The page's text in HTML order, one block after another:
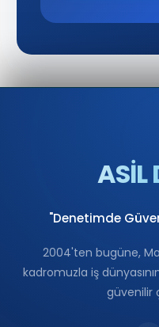
ASİL
"Denetimde
2004'ten bugüne,
kadromuzla iş
güvenilir